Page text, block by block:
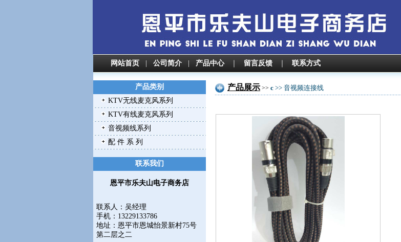
网站首页 公司简介 产品中心 留言反馈 联系方式
产品类别
KTV无线麦克风系列
KTV有线麦克风系列
音视频线系列
配 件 系 列
联系我们
恩平市乐夫山电子商务店
联系人：吴经理
手机：13229133786
地址： 恩平市恩城怡景新村75号
第二层之二
产品展示 >> c >> 音视频连接线